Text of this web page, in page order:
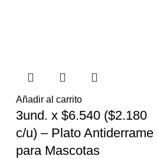
Añadir al carrito
3und. x $6.540 ($2.180
c/u) – Plato Antiderrame
para Mascotas